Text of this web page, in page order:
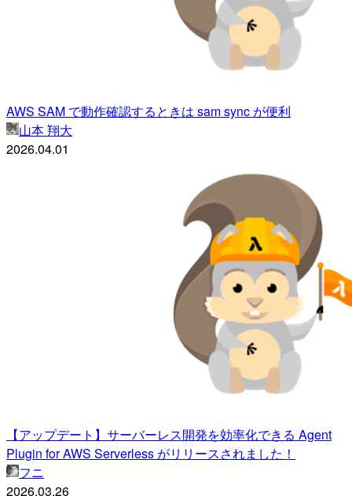
AWS SAM で動作確認するときは sam sync が便利
山本 翔大
2026.04.01
【アップデート】サーバーレス開発を効率化できる Agent
Plugin for AWS Serverless がリリースされました！
フニ
2026.03.26